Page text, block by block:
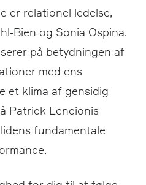
er relationel ledelse,
Bien og Sonia Ospina.
på betydningen af
med ens
et klima af gensidig
Patrick Lencionis
fundamentale